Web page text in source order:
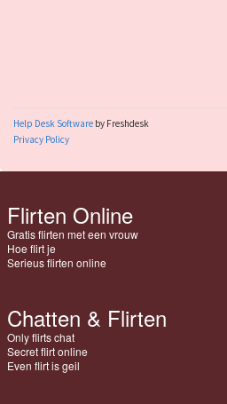
Flirten Online
Gratis flirten met een vrouw
Hoe flirt je
Serieus flirten online
Chatten & Flirten
Only flirts chat
Secret flirt online
Even flirt is geil